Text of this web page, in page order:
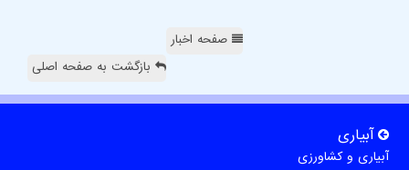
صفحه اخبار
بازگشت به صفحه اصلی
آبیاری
آبیاری و کشاورزی